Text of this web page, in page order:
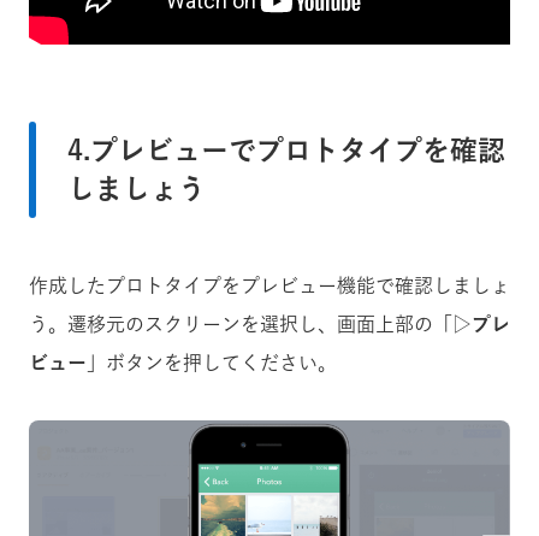
4.プレビューでプロトタイプを確認
しましょう
作成したプロトタイプをプレビュー機能で確認しましょ
う。遷移元のスクリーンを選択し、画面上部の「
▷プレ
ビュー 」ボタンを押してください。